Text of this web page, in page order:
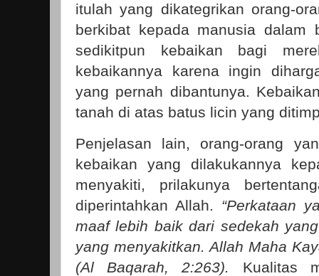
itulah yang dikategrikan orang-
berkibat kepada manusia dalam
sedikitpun kebaikan bagi
kebaikannya karena ingin
yang pernah dibantunya.
tanah di atas batus licin yang
Penjelasan lain, orang-orang
kebaikan yang dilakukannya
menyakiti, prilakunya
diperintahkan Allah. “Perkataan
maaf lebih baik dari sedekah
yang menyakitkan. Allah Maha
(Al Baqarah, 2:263).
Kualitas